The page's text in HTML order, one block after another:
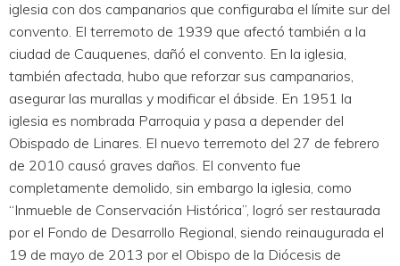
iglesia con dos campanarios que configuraba el límite sur del
convento. El terremoto de 1939 que afectó también a la
ciudad de Cauquenes, dañó el convento. En la iglesia,
también afectada, hubo que reforzar sus campanarios,
asegurar las murallas y modificar el ábside. En 1951 la
iglesia es nombrada Parroquia y pasa a depender del
Obispado de Linares. El nuevo terremoto del 27 de febrero
de 2010 causó graves daños. El convento fue
completamente demolido, sin embargo la iglesia, como
“Inmueble de Conservación Histórica”, logró ser restaurada
por el Fondo de Desarrollo Regional, siendo reinaugurada el
19 de mayo de 2013 por el Obispo de la Diócesis de